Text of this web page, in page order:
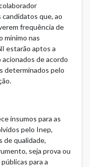
que, ao
frequência de
mínimo nas
estarão aptos a
de acordo
determinados pelo
insumos para as
pelo Inep,
de qualidade,
seja prova ou
para a